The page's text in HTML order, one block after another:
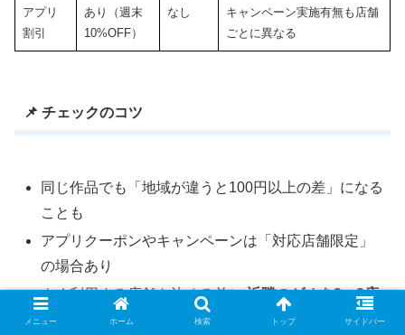
アプリ
割引
あり（週末
10%OFF）
なし
キャンペーン実施有無も店舗
ごとに異なる
📌 チェックのコツ
同じ作品でも「地域が違うと100円以上の差」になる
ことも
アプリクーポンやキャンペーンは「対応店舗限定」
の場合あり
よく利用する店舗を決める前に近隣のゲオを2〜3店
比べてみるのがおすすめ
メニュー ホーム 検索 トップ サイドバー